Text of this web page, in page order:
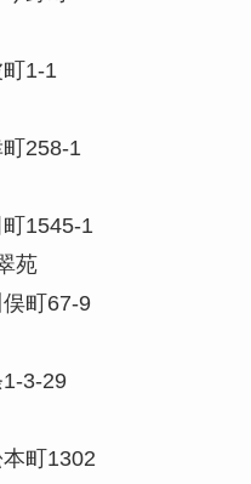
1-1
258-1
1545-1
苑
町67-9
3-29
町1302